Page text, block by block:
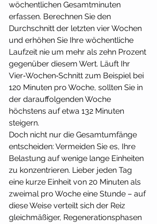
wöchentlichen Gesamtminuten
erfassen. Berechnen Sie den
Durchschnitt der letzten vier Wochen
und erhöhen Sie Ihre wöchentliche
Laufzeit nie um mehr als zehn Prozent
gegenüber diesem Wert. Läuft Ihr
Vier‑Wochen‑Schnitt zum Beispiel bei
120 Minuten pro Woche, sollten Sie in
der darauffolgenden Woche
höchstens auf etwa 132 Minuten
steigern.
Doch nicht nur die Gesamtumfänge
entscheiden: Vermeiden Sie es, Ihre
Belastung auf wenige lange Einheiten
zu konzentrieren. Lieber jeden Tag
eine kurze Einheit von 20 Minuten als
zweimal pro Woche eine Stunde – auf
diese Weise verteilt sich der Reiz
gleichmäßiger, Regenerationsphasen